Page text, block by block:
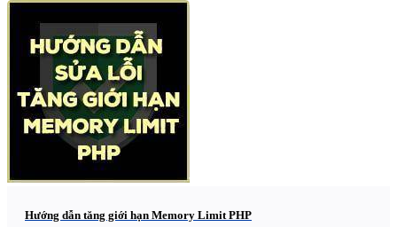
Hướng dẫn tăng giới hạn Memory Limit PHP